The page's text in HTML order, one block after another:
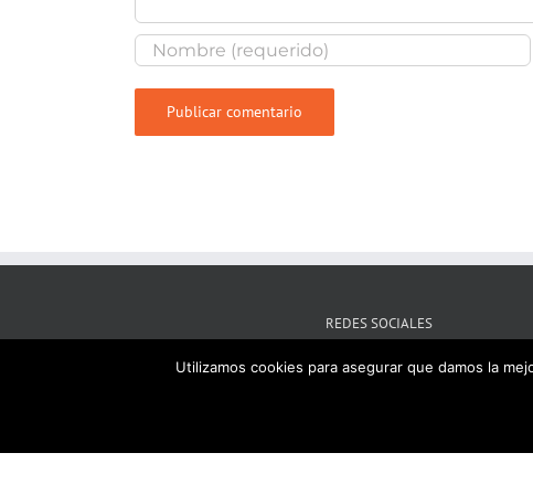
REDES SOCIALES
Utilizamos cookies para asegurar que damos la